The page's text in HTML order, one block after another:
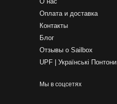
Оплата и доставка
Контакты
Блог
Отзывы о Sailbox
UPF | Українські Понтони
Мы в соцсетях